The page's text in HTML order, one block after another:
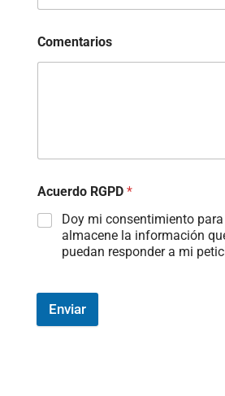
Comentarios
Acuerdo RGPD *
Doy mi consentimiento
almacene la información
puedan responder a mi
Enviar